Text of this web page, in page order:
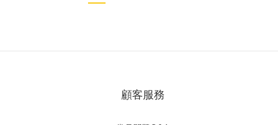
顧客服務